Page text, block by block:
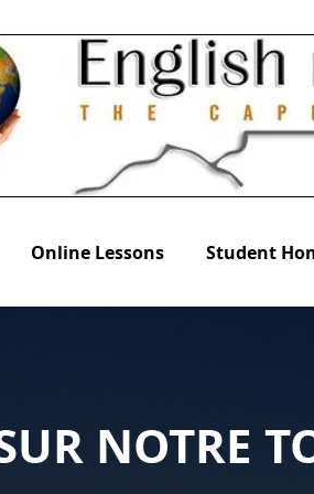
Online Lessons Student
NOTRE